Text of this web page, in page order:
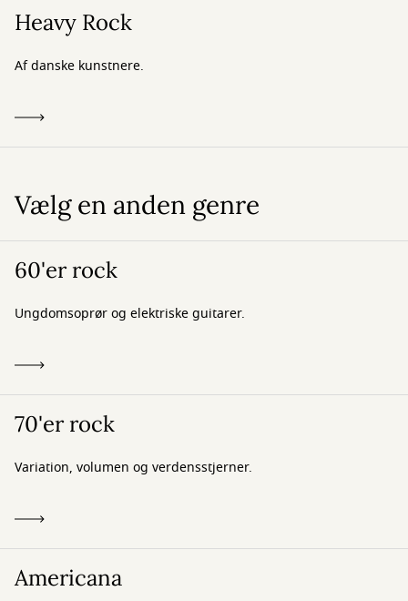
Heavy Rock
Af danske kunstnere.
Vælg en anden genre
60'er rock
Ungdomsoprør og elektriske guitarer.
70'er rock
Variation, volumen og verdensstjerner.
Americana